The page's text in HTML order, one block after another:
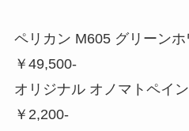
ペリカン M605 グリーンホ
￥49,500-
オリジナル オノマトペイ
￥2,200-